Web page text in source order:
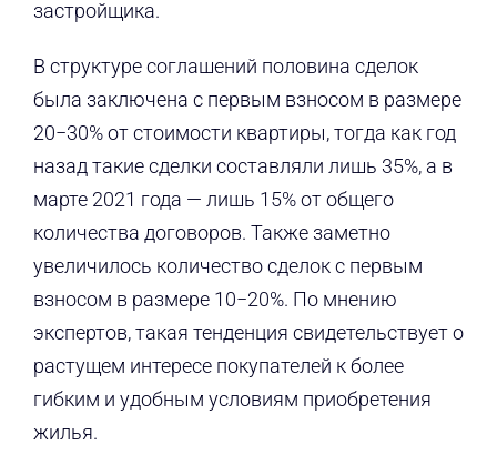
застройщика.
В структуре соглашений половина сделок
была заключена с первым взносом в размере
20−30% от стоимости квартиры, тогда как год
назад такие сделки составляли лишь 35%, а в
марте 2021 года — лишь 15% от общего
количества договоров. Также заметно
увеличилось количество сделок с первым
взносом в размере 10−20%. По мнению
экспертов, такая тенденция свидетельствует о
растущем интересе покупателей к более
гибким и удобным условиям приобретения
жилья.